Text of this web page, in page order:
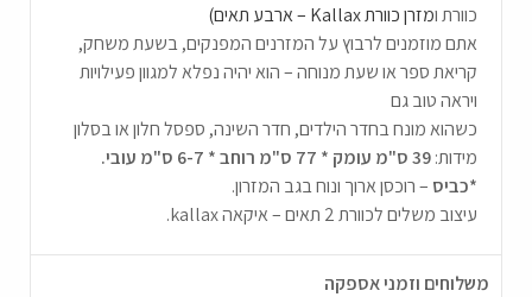
כוורת ומזרן כוורת Kallax – ארבע תאים)
אתם מוזמנים לרבוץ על המזרנים המפנקים, בשעת משחק,
קריאת ספר או שעת מנוחה – הוא יהיה נפלא למגוון פעילויות
ויראה טוב גם
כשהוא מונח בחדר הילדים, חדר השינה, ספסל חלון או בסלון
מידות:39 ס"מ עומק * 77 ס"מ רוחב * 6-7 ס"מ עובי.
*כביס – רוכסן ארוך ונוח בגב המזרון.
עיצוב משלים לכוורת 2 תאים – איקאה kallax.
משלוחים וזמני אספקה